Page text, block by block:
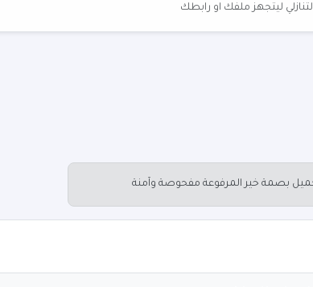
ليتجهز ملفك او رابطك
بصمة خير المرفوعة مفحوصة وآمنة